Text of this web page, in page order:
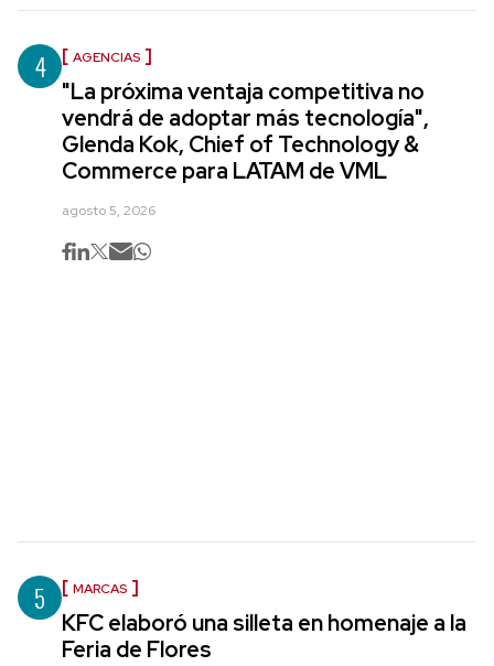
4 AGENCIAS
"La próxima ventaja competitiva no
vendrá de adoptar más tecnología",
Glenda Kok, Chief of Technology &
Commerce para LATAM de VML
agosto 5, 2026
5 MARCAS
KFC elaboró una silleta en homenaje a la
Feria de Flores